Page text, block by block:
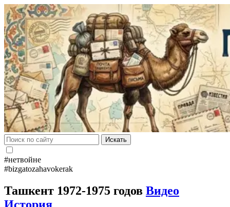
Искать
#нетвойне
#bizgatozahavokerak
Ташкент 1972-1975 годов Видео